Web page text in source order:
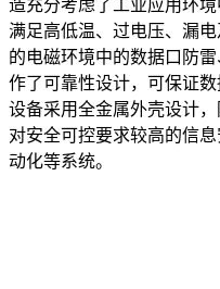
造充分考虑了工业应用环
满足高低温、过电压、漏
的电磁环境中的数据口防
作了可靠性设计，可保证
设备采用全金属外壳设计
对安全可控要求较高的信
动化等系统。